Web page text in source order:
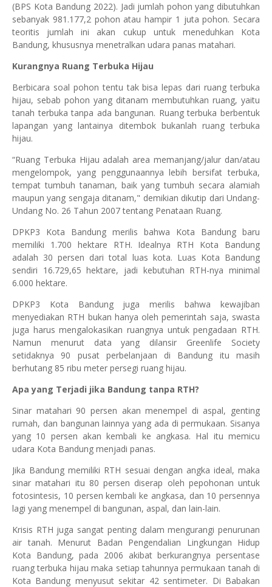
(BPS Kota Bandung 2022). Jadi jumlah pohon yang dibutuhkan
sebanyak 981.177,2 pohon atau hampir 1 juta pohon. Secara
teoritis jumlah ini akan cukup untuk meneduhkan Kota
Bandung, khususnya menetralkan udara panas matahari.
Kurangnya Ruang Terbuka Hijau
Berbicara soal pohon tentu tak bisa lepas dari ruang terbuka
hijau, sebab pohon yang ditanam membutuhkan ruang, yaitu
tanah terbuka tanpa ada bangunan. Ruang terbuka berbentuk
lapangan yang lantainya ditembok bukanlah ruang terbuka
hijau.
“Ruang Terbuka Hijau adalah area memanjang/jalur dan/atau
mengelompok, yang penggunaannya lebih bersifat terbuka,
tempat tumbuh tanaman, baik yang tumbuh secara alamiah
maupun yang sengaja ditanam," demikian dikutip dari Undang-
Undang No. 26 Tahun 2007 tentang Penataan Ruang.
DPKP3 Kota Bandung merilis bahwa Kota Bandung baru
memiliki 1.700 hektare RTH. Idealnya RTH Kota Bandung
adalah 30 persen dari total luas kota. Luas Kota Bandung
sendiri 16.729,65 hektare, jadi kebutuhan RTH-nya minimal
6.000 hektare.
DPKP3 Kota Bandung juga merilis bahwa kewajiban
menyediakan RTH bukan hanya oleh pemerintah saja, swasta
juga harus mengalokasikan ruangnya untuk pengadaan RTH.
Namun menurut data yang dilansir Greenlife Society
setidaknya 90 pusat perbelanjaan di Bandung itu masih
berhutang 85 ribu meter persegi ruang hijau.
Apa yang Terjadi jika Bandung tanpa RTH?
Sinar matahari 90 persen akan menempel di aspal, genting
rumah, dan bangunan lainnya yang ada di permukaan. Sisanya
yang 10 persen akan kembali ke angkasa. Hal itu memicu
udara Kota Bandung menjadi panas.
Jika Bandung memiliki RTH sesuai dengan angka ideal, maka
sinar matahari itu 80 persen diserap oleh pepohonan untuk
fotosintesis, 10 persen kembali ke angkasa, dan 10 persennya
lagi yang menempel di bangunan, aspal, dan lain-lain.
Krisis RTH juga sangat penting dalam mengurangi penurunan
air tanah. Menurut Badan Pengendalian Lingkungan Hidup
Kota Bandung, pada 2006 akibat berkurangnya persentase
ruang terbuka hijau maka setiap tahunnya permukaan tanah di
Kota Bandung menyusut sekitar 42 sentimeter. Di Babakan